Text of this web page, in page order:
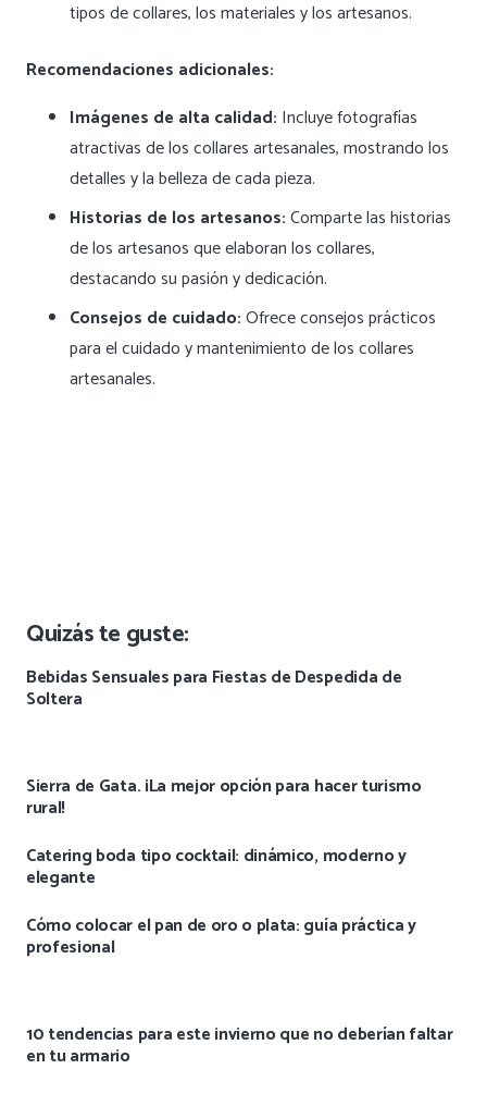
tipos de collares, los materiales y los artesanos.
Recomendaciones adicionales:
Imágenes de alta calidad: Incluye fotografías
atractivas de los collares artesanales, mostrando los
detalles y la belleza de cada pieza.
Historias de los artesanos:Comparte las historias
de los artesanos que elaboran los collares,
destacando su pasión y dedicación.
Consejos de cuidado:Ofrece consejos prácticos
para el cuidado y mantenimiento de los collares
artesanales.
Quizás te guste:
Bebidas Sensuales para Fiestas de Despedida de
Soltera
Sierra de Gata. ¡La mejor opción para hacer turismo
rural!
Catering boda tipo cocktail: dinámico, moderno y
elegante
Cómo colocar el pan de oro o plata: guía práctica y
profesional
10 tendencias para este invierno que no deberían faltar
en tu armario